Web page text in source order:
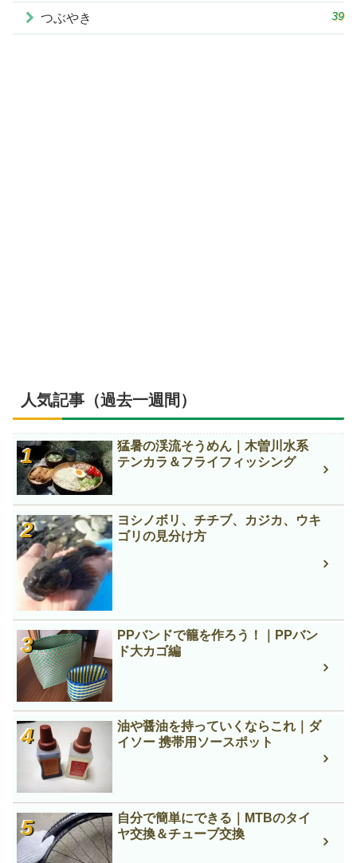
つぶやき 39
人気記事（過去一週間）
猛暑の渓流そうめん｜木曽川水系
テンカラ＆フライフィッシング
ヨシノボリ、チチブ、カジカ、ウキ
ゴリの見分け方
PPバンドで籠を作ろう！｜PPバン
ド大カゴ編
油や醤油を持っていくならこれ｜ダ
イソー 携帯用ソースポット
自分で簡単にできる｜MTBのタイ
ヤ交換＆チューブ交換